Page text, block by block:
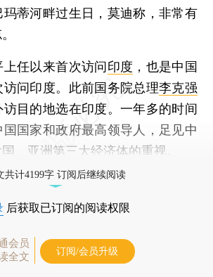
蒂河畔过生日，莫迪称，非常有
任以来首次访问印度 ，也是中国
访问印度。此前国务院总理李克强
目的地选在印度。一年多的时间
国家和政府最高领导人，足见中
、亚洲第三大经济体的重视。
共计4199字 订阅后继续阅读
后获取已订阅的阅读权限
会员
全文
订阅/会员升级